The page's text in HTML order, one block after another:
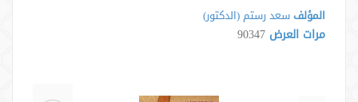
المؤلف سعد رستم (الدكتور)
مرات العرض 90347